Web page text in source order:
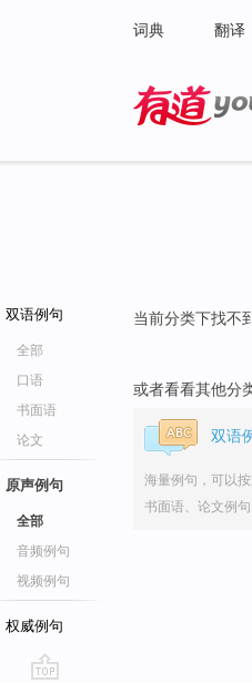
词典 翻译
双语例句
全部
口语
书面语
论文
原声例句
全部
音频例句
视频例句
权威例句
当前分类下找不
或者看看其他分
双语
海量例句，可以按
书面语、论文例句